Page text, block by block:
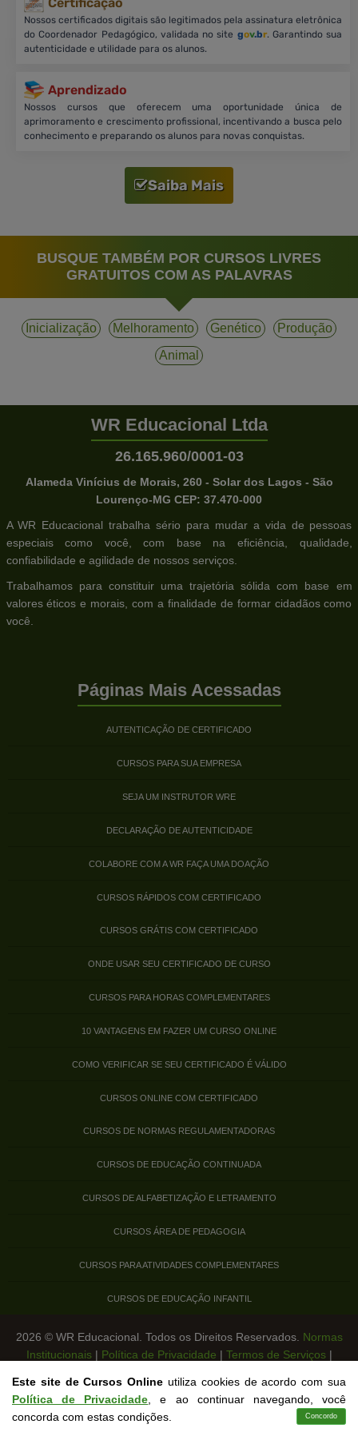
Nossos certificados digitais são legitimados pela assinatura eletrônica
do Coordenador Pedagógico, validada no site gov.br. Garantindo sua
autenticidade e utilidade para os alunos.
Aprendizado
Nossos cursos que oferecem uma oportunidade única de
aprimoramento e crescimento profissional, incentivando a busca pelo
conhecimento e preparando os alunos para novas conquistas.
Saiba Mais
BUSQUE TAMBÉM POR CURSOS LIVRES
GRATUITOS COM AS PALAVRAS
Inicialização Melhoramento Genético
Produção
Animal
WR Educacional Ltda
26.165.960/0001-03
Alameda Vinícius de Morais, 260 - Solar dos Lagos - São
Lourenço-MG CEP: 37.470-000
A WR Educacional trabalha sério para mudar a vida de pessoas
especiais como você, com base na eficiência, qualidade,
confiabilidade e agilidade de nossos serviços.
Trabalhamos para constituir uma trajetória sólida com base em
valores éticos e morais, com a finalidade de formar cidadãos como
você.
Páginas Mais Acessadas
AUTENTICAÇÃO DE CERTIFICADO
CURSOS PARA SUA EMPRESA
SEJA UM INSTRUTOR WRE
DECLARAÇÃO DE AUTENTICIDADE
COLABORE COM A WR FAÇA UMA DOAÇÃO
CURSOS RÁPIDOS COM CERTIFICADO
CURSOS GRÁTIS COM CERTIFICADO
ONDE USAR SEU CERTIFICADO DE CURSO
CURSOS PARA HORAS COMPLEMENTARES
10 VANTAGENS EM FAZER UM CURSO ONLINE
COMO VERIFICAR SE SEU CERTIFICADO É VÁLIDO
CURSOS ONLINE COM CERTIFICADO
CURSOS DE NORMAS REGULAMENTADORAS
CURSOS DE EDUCAÇÃO CONTINUADA
CURSOS DE ALFABETIZAÇÃO E LETRAMENTO
CURSOS ÁREA DE PEDAGOGIA
CURSOS PARA ATIVIDADES COMPLEMENTARES
CURSOS DE EDUCAÇÃO INFANTIL
2026 © WR Educacional. Todos os Direitos Reservados. Normas
Institucionais| Política de Privacidade | Termos de Serviços|
Este site de Cursos Online utiliza cookies de acordo com sua
Política de Privacidade , e ao continuar navegando, você
concorda com estas condições.
Concordo
Contato Cursos Login